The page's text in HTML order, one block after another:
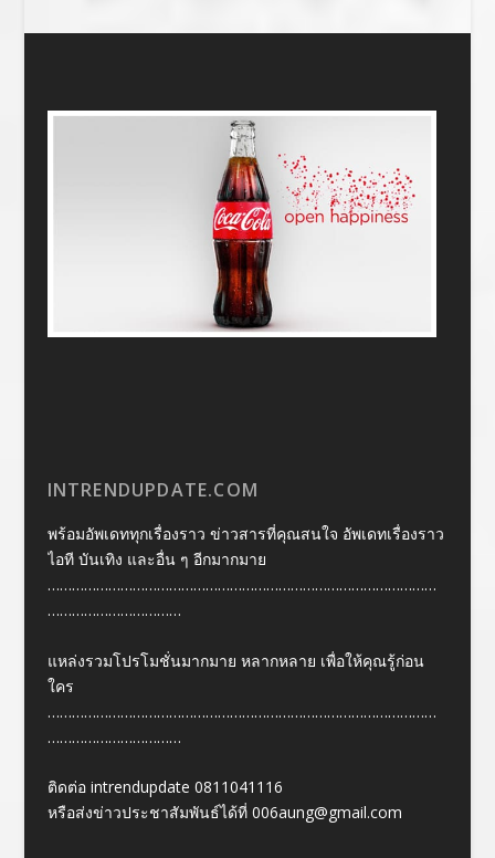
INTRENDUPDATE.COM
พร้อมอัพเดททุกเรื่องราว ข่าวสารที่คุณสนใจ อัพเดทเรื่องราว
ไอที บันเทิง และอื่น ๆ อีกมากมาย
……………………………………………………………………………………
……………………………
แหล่งรวมโปรโมชั่นมากมาย หลากหลาย เพื่อให้คุณรู้ก่อน
ใคร
……………………………………………………………………………………
……………………………
ติดต่อ intrendupdate 0811041116
หรือส่งข่าวประชาสัมพันธ์ได้ที่ 006aung@gmail.com